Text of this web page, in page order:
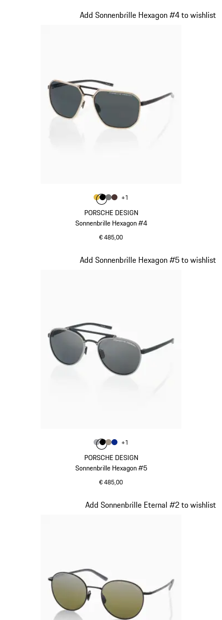
PORSCHE DESIGN
Sonnenbrille Hexagon #4
€ 485,00
Add Sonnenbrille Hexagon #4 to wishlist
Farbe
Farbegold
Farbe schwarz
Farbenardograu
Farbe
+1
PORSCHE DESIGN
Sonnenbrille Hexagon #5
€ 485,00
Add Sonnenbrille Hexagon #5 to wishlist
Farbe
Farbegrau
Farbe schwarz
Farbepalladiummetallic
Farbe
+1
Add Sonnenbrille Eternal #2 to wishlist